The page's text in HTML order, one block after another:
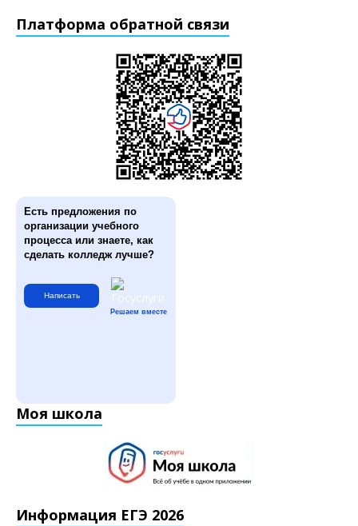
Платформа обратной связи
Есть предложения по
организации учебного
процесса или знаете, как
сделать колледж лучше?
Написать
Решаем вместе
Моя школа
Информация ЕГЭ 2026